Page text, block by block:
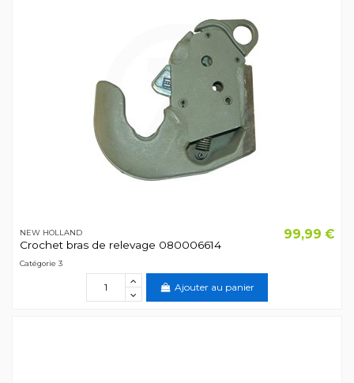
NEW HOLLAND
Crochet bras de relevage 080006614
99,99 €
Catégorie 3
Ajouter au panier